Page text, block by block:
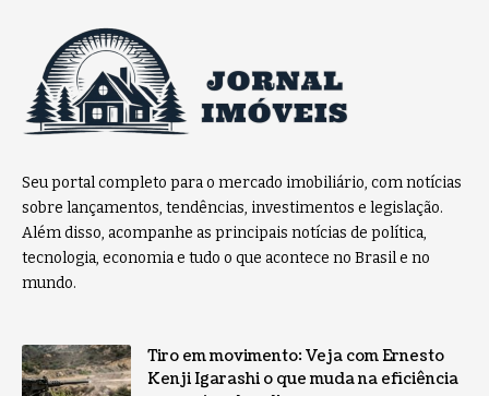
Seu portal completo para o mercado imobiliário, com notícias
sobre lançamentos, tendências, investimentos e legislação.
Além disso, acompanhe as principais notícias de política,
tecnologia, economia e tudo o que acontece no Brasil e no
mundo.
Tiro em movimento: Veja com Ernesto
Kenji Igarashi o que muda na eficiência